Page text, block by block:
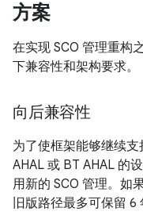
方案
在实现 SCO 管理重构
下兼容性和架构要求。
向后兼容性
为了使框架能够继续
AHAL 或 BT AHAL 的
用新的 SCO 管理。如
旧版路径最多可保留 6